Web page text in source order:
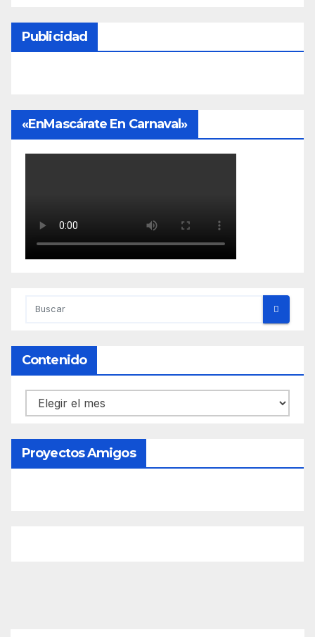
Publicidad
«EnMascárate En Carnaval»
Contenido
Contenido
Proyectos Amigos